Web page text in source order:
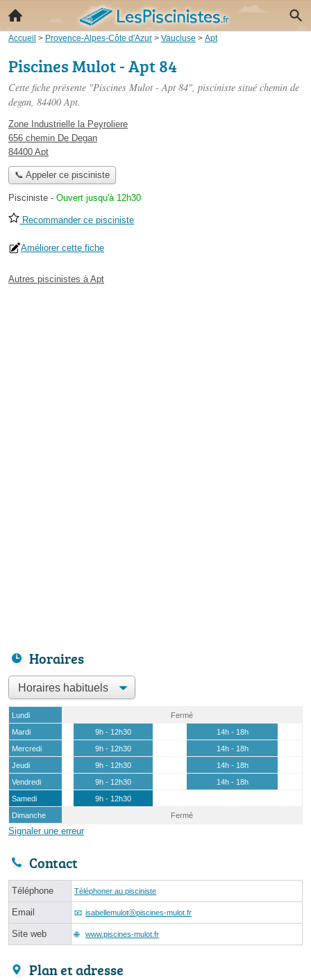
Accueil > Provence-Alpes-Côte d'Azur > Vaucluse > Apt
Piscines Mulot - Apt 84
Cette fiche présente "Piscines Mulot - Apt 84", pisciniste situé chemin de
degan, 84400 Apt.
Zone Industrielle la Peyroliere
656 chemin De Degan
84400 Apt
📞 Appeler ce pisciniste
Pisciniste - Ouvert jusqu'à 12h30
Recommander ce pisciniste
Améliorer cette fiche
Autres piscinistes à Apt
Horaires
Lundi
Fermé
Mardi
9h - 12h30
14h - 18h
Mercredi
9h - 12h30
14h - 18h
Jeudi
9h - 12h30
14h - 18h
Vendredi
9h - 12h30
14h - 18h
Samedi
9h - 12h30
Dimanche
Fermé
Signaler une erreur
Contact
Téléphone Téléphoner au pisciniste
Email isabellemulotⓐpiscines-mulot.fr
Site web www.piscines-mulot.fr
Plan et adresse